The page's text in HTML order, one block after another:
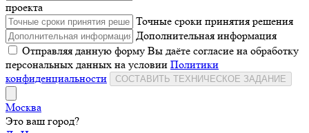
проекта
Точные сроки принятия решения
Дополнительная информация
Отправляя данную форму Вы даёте согласие на обработку
персональных данных на условии Политики
конфиденциальности
СОСТАВИТЬ ТЕХНИЧЕСКОЕ ЗАДАНИЕ
Москва
Это ваш город?